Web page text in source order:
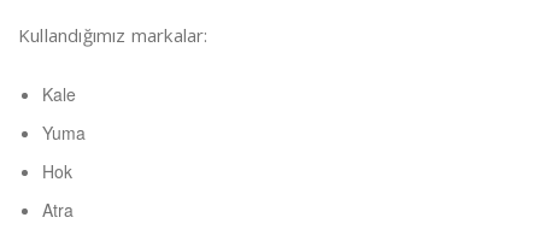
Kullandığımız markalar:
Kale
Yuma
Hok
Atra